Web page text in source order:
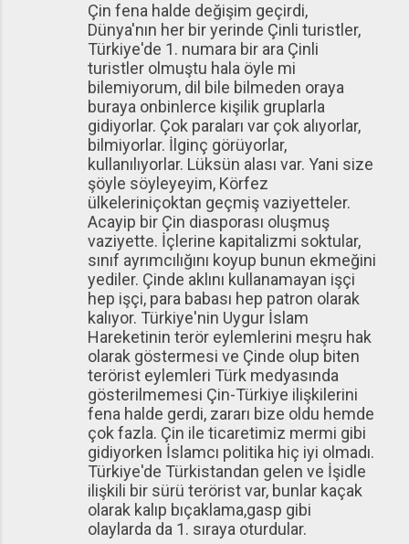
Çin fena halde değişim geçirdi,
Dünya'nın her bir yerinde Çinli turistler,
Türkiye'de 1. numara bir ara Çinli
turistler olmuştu hala öyle mi
bilemiyorum, dil bile bilmeden oraya
buraya onbinlerce kişilik gruplarla
gidiyorlar. Çok paraları var çok alıyorlar,
bilmiyorlar. İlginç görüyorlar,
kullanılıyorlar. Lüksün alası var. Yani size
şöyle söyleyeyim, Körfez
ülkeleriniçoktan geçmiş vaziyetteler.
Acayip bir Çin diasporası oluşmuş
vaziyette. İçlerine kapitalizmi soktular,
sınıf ayrımcılığını koyup bunun ekmeğini
yediler. Çinde aklını kullanamayan işçi
hep işçi, para babası hep patron olarak
kalıyor. Türkiye'nin Uygur İslam
Hareketinin terör eylemlerini meşru hak
olarak göstermesi ve Çinde olup biten
terörist eylemleri Türk medyasında
gösterilmemesi Çin-Türkiye ilişkilerini
fena halde gerdi, zararı bize oldu hemde
çok fazla. Çin ile ticaretimiz mermi gibi
gidiyorken İslamcı politika hiç iyi olmadı.
Türkiye'de Türkistandan gelen ve İşidle
ilişkili bir sürü terörist var, bunlar kaçak
olarak kalıp bıçaklama,gasp gibi
olaylarda da 1. sıraya oturdular.